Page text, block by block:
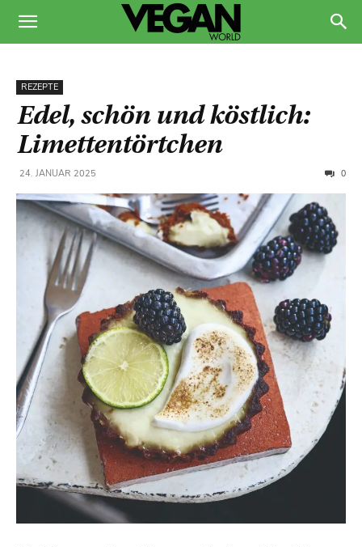
REZEPTE
Edel, schön und köstlich:
Limettentörtchen
24. JANUAR 2025 0